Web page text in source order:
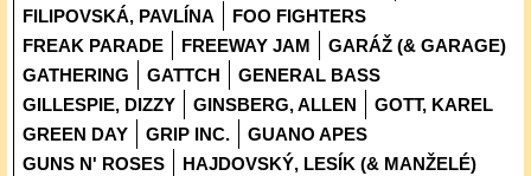
FILIPOVSKÁ, PAVLÍNA
FOO FIGHTERS
FREAK PARADE
FREEWAY JAM
GARÁŽ (& GARAGE)
GATHERING
GATTCH
GENERAL BASS
GILLESPIE, DIZZY
GINSBERG, ALLEN
GOTT, KAREL
GREEN DAY
GRIP INC.
GUANO APES
GUNS N' ROSES
HAJDOVSKÝ, LESÍK (& MANŽELÉ)